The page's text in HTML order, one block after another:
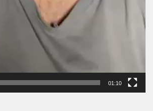
01:10